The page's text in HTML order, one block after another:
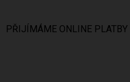
PŘIJÍMÁME ONLINE PLATBY